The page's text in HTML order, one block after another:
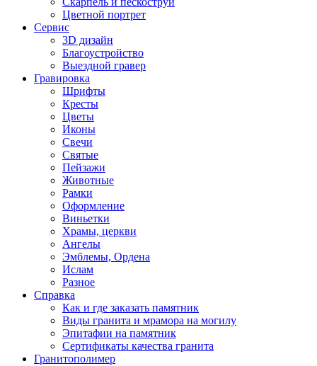
Цветной портрет
Сервис
3D дизайн
Благоустройство
Выездной гравер
Гравировка
Шрифты
Кресты
Цветы
Иконы
Свечи
Святые
Пейзажи
Животные
Рамки
Оформление
Виньетки
Храмы, церкви
Ангелы
Эмблемы, Ордена
Ислам
Разное
Справка
Как и где заказать памятник
Виды гранита и мрамора на могилу
Эпитафии на памятник
Сертификаты качества гранита
Гранитополимер